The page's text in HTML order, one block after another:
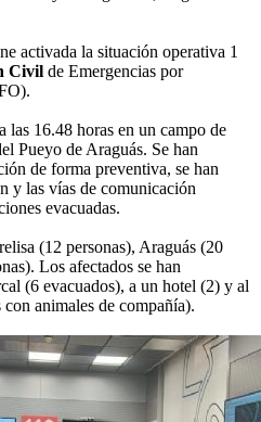
activada la situación operativa 1
Civil de Emergencias por
16.48 horas en un campo de
Pueyo de Araguás. Se han
de forma preventiva, se han
y las vías de comunicación
evacuadas.
(12 personas), Araguás (20
Los afectados se han
(6 evacuados), a un hotel (2) y al
animales de compañía).